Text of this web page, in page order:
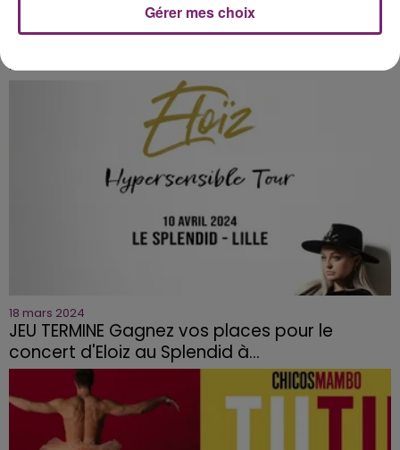
JEU TERMINE PATRICK FIORI vous invite au
Zenith de Lille ce samedi...
18 mars 2024
JEU TERMINE Gagnez vos places pour le
concert d'Eloiz au Splendid à...
Gérer mes choix